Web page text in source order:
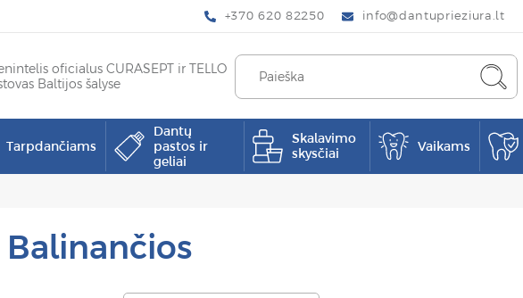
+370 620 82250 info@dantuprieziura.lt
oficialus CURASEPT ir TELLO
Baltijos šalyse
Tarpdančiams
Dantų
pastos ir
geliai
Skalavimo
skysčiai
Vaikams
Balinančios